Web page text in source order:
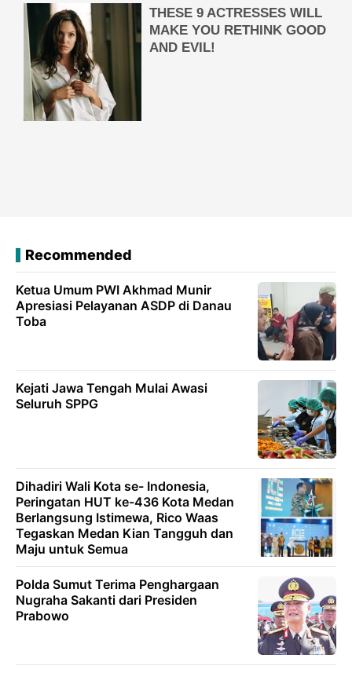
Recommended
Ketua Umum PWI Akhmad Munir
Apresiasi Pelayanan ASDP di Danau
Toba
Kejati Jawa Tengah Mulai Awasi
Seluruh SPPG
Dihadiri Wali Kota se- Indonesia,
Peringatan HUT ke-436 Kota Medan
Berlangsung Istimewa, Rico Waas
Tegaskan Medan Kian Tangguh dan
Maju untuk Semua
Polda Sumut Terima Penghargaan
Nugraha Sakanti dari Presiden
Prabowo